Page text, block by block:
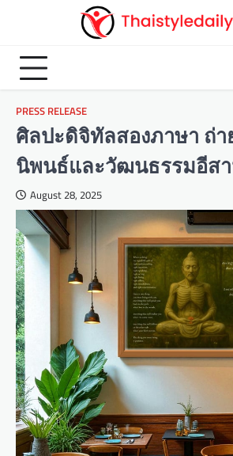
PRESS RELEASE
ศิลปะดิจิทัลสองภาษา ถ่
นิพนธ์และวัฒนธรรมอีส
August 28, 2025